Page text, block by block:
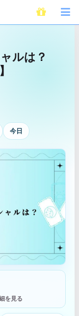
ルは？
今日
を見る